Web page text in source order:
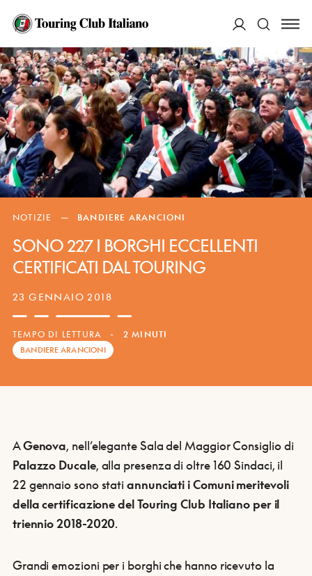
Cerca
NOTIZIE — BANDIERE ARANCIONI
SONO 227 I BORGHI ECCELLENTI
CERTIFICATI DAL TOURING
23 GENNAIO 2018
TEMPO DI LETTURA - 2 MINUTI
BANDIERE ARANCIONI
AGenova, nell’elegante Sala del Maggior Consiglio di
Palazzo Ducale, alla presenza di oltre 160 Sindaci, il
22 gennaio sono statiannunciati i Comuni meritevoli
della certificazione del Touring Club Italiano per il
triennio 2018-2020.
Grandi emozioni per i borghi che hanno ricevuto la